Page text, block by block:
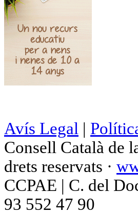
Avís Legal |
Consell Català de
drets reservats ·
CCPAE | C. del
93 552 47 90